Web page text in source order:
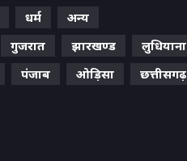
धर्म
अन्य
गुजरात झारखण्ड लुधियाना
पंजाब ओड़िसा छत्तीसगढ़